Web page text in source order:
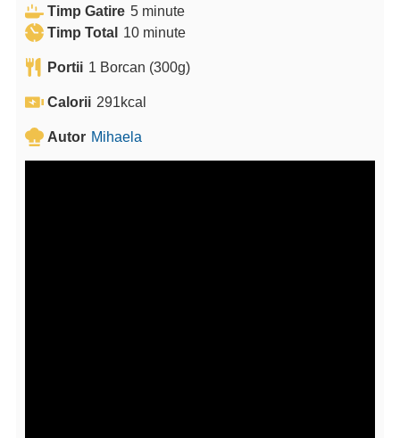
i
n
t
Timp Gatire 5m
i
u
t
minute
Timp Total 10m
n
u
e
minute
Portii 1 Borcan (300g)
Calorii 291kcal
Autor Mihaela